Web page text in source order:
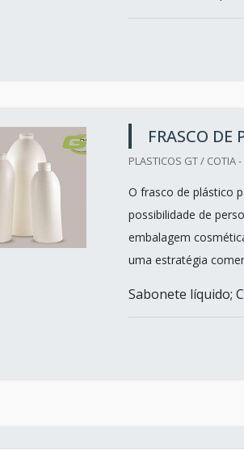
FRASCO DE
PLASTICOS GT / COTIA -
O frasco de plástico
possibilidade de
embalagem
uma estratégia
Sabonete líquido;